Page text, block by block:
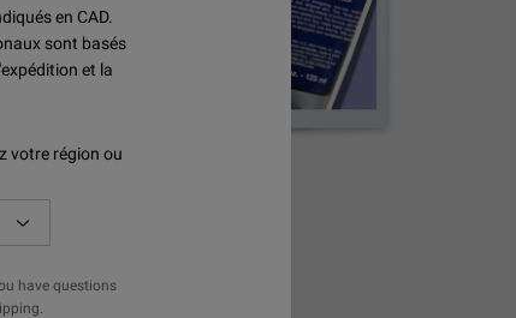
en CAD.
sont basés
et la
votre région ou
have questions